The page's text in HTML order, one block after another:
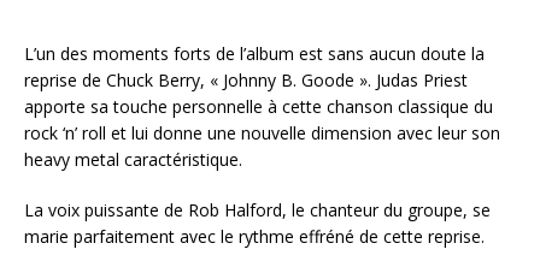
L’un des moments forts de l’album est sans aucun doute la
reprise de Chuck Berry, « Johnny B. Goode ». Judas Priest
apporte sa touche personnelle à cette chanson classique du
rock ‘n’ roll et lui donne une nouvelle dimension avec leur son
heavy metal caractéristique.
La voix puissante de Rob Halford, le chanteur du groupe, se
marie parfaitement avec le rythme effréné de cette reprise.